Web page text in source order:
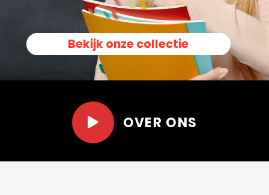
Bekijk onze collectie
OVER ONS